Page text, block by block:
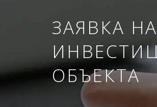
ЗАЯВКА
ОБЪЕКТА